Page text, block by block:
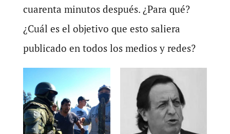
cuarenta minutos después. ¿Para qué?
¿Cuál es el objetivo que esto saliera
publicado en todos los medios y redes?